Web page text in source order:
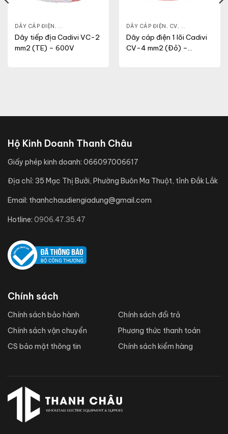
DÂY CÁP ĐIỆN , DÂY ĐIỆN DÂN DỤNG VC
Dây tiếp địa Cadivi VC-2
mm2 (TE) – 600V
DÂY CÁP ĐIỆN , CV, DÂY ĐIỆN DÂN
Dây cáp điện 1 lõi Cadivi
CV-4 mm2 (Đỏ) –
VCM
Hộ Kinh Doanh Thanh Châu
Giấy phép kinh doanh: 066097006617
Địa chỉ: 35 Mạc Thị Bưởi, Phường Buôn Ma Thuột, tỉnh Đắk Lắk
Email: thanhchaudiengiadung@gmail.com
Hotline: 0906.47.35.47
Chính sách
Chính sách bảo hành
Chính sách vận chuyển
CS bảo mật thông tin
Chính sách đổi trả
Phương thức thanh toán
Chính sách kiểm hàng